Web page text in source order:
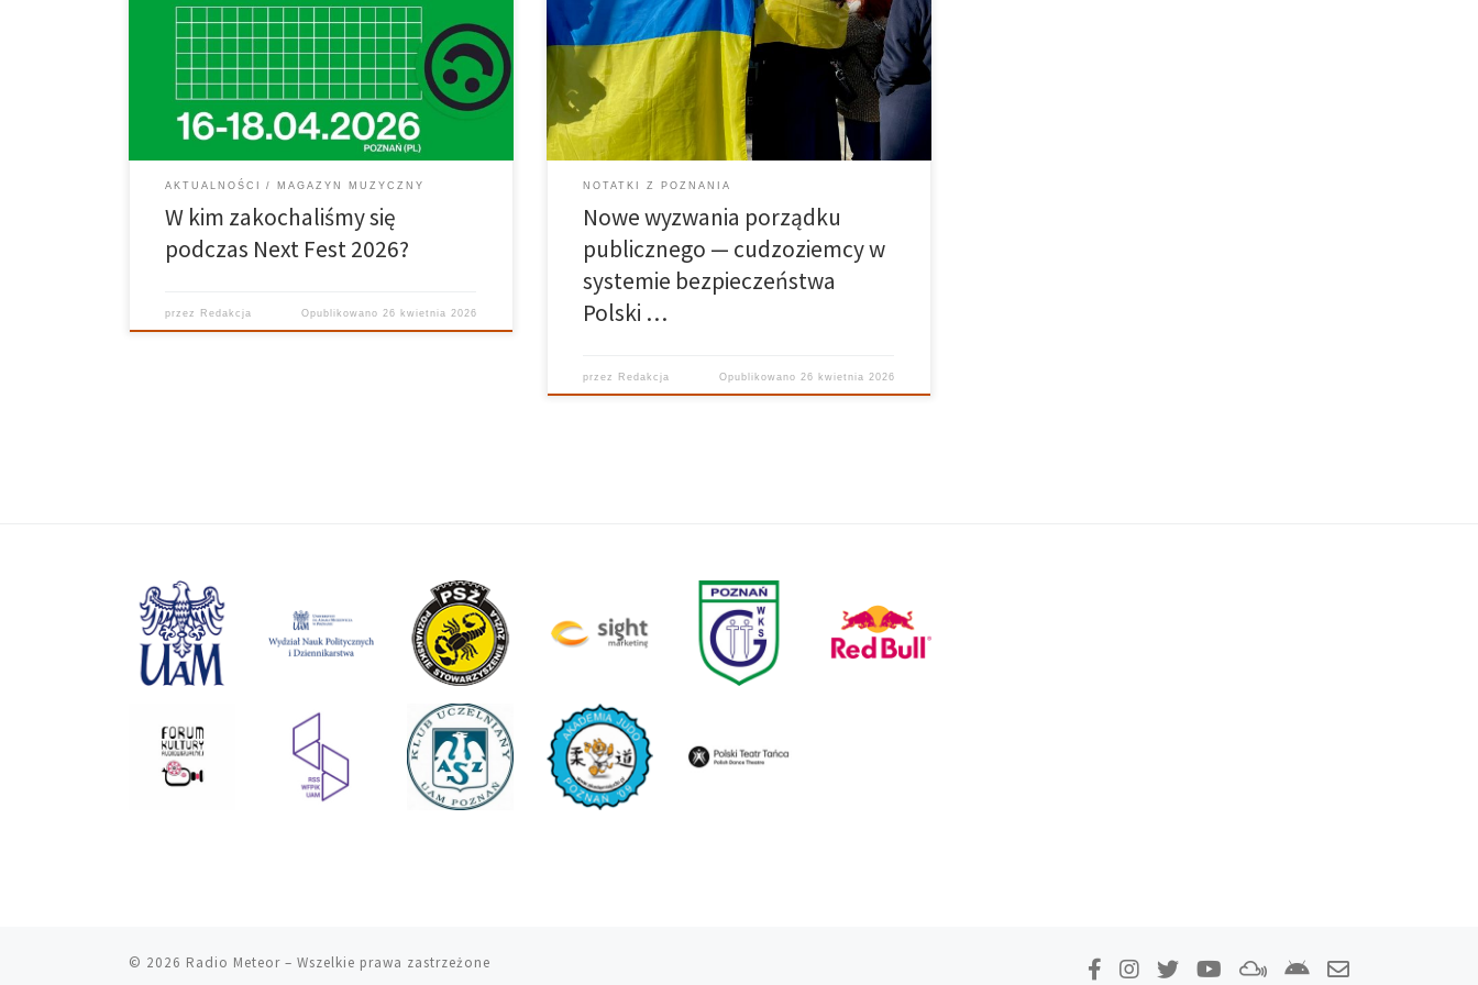
kolejny zamienił Poznań w żywy organizm pulsujący
muzyką – od kameralnych, intymnych setów po
koncerty, które zostawiały po sobie jeszcze długo
wybrzmiewający szum. Wśród dziesiątek występów
każdy z nas znalazł coś innego: […]
AKTUALNOŚCI MAGAZYN MUZYCZNY
W kim zakochaliśmy się
podczas Next Fest 2026?
przez Redakcja Opublikowano 26 kwietnia 2026
obecność wpływa na bezpieczeństwo kraju? Wpływy
migracji na demografię, rynek pracy oraz wyzwania
dla służb porządkowych. Współczesna Polska
przechodzi jedną z najszybszych transformacji
demograficznych w swojej powojennej […]
NOTATKI Z POZNANIA
Nowe wyzwania porządku
publicznego — cudzoziemcy w
systemie bezpieczeństwa
Polski …
przez Redakcja Opublikowano 26 kwietnia 2026
© 2026 Radio Meteor – Wszelkie prawa zastrzeżone